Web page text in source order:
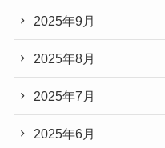
2025年9月
2025年8月
2025年7月
2025年6月